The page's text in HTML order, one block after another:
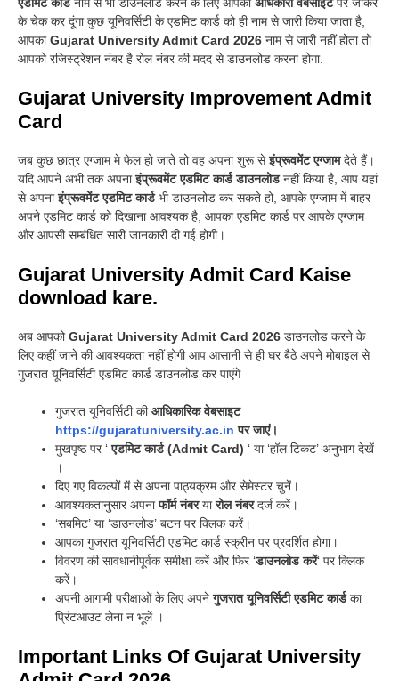
के चेक कर दूंगा कुछ यूनिवर्सिटी के एडमिट कार्ड को ही नाम से जारी किया जाता है,
आपकाGujarat University Admit Card 2026 नाम से जारी नहीं होता तो
आपको रजिस्ट्रेशन नंबर है रोल नंबर की मदद से डाउनलोड करना होगा.
Gujarat University Improvement Admit
Card
जब कुछ छात्र एग्जाम मे फेल हो जाते तो वह अपना शुरू सेइंप्रूवमेंट एग्जामदेते हैं।
यदि आपने अभी तक अपनाइंप्रूवमेंट एडमिट कार्ड डाउनलोडनहीं किया है, आप यहां
से अपनाइंप्रूवमेंट एडमिट कार्डभी डाउनलोड कर सकते हो, आपके एग्जाम में बाहर
अपने एडमिट कार्ड को दिखाना आवश्यक है, आपका एडमिट कार्ड पर आपके एग्जाम
और आपसी सम्बंधित सारी जानकारी दी गई होगी।
Gujarat University Admit Card Kaise
download kare.
अब आपकोGujarat University Admit Card 2026 डाउनलोड करने के
लिए कहीं जाने की आवश्यकता नहीं होगी आप आसानी से ही घर बैठे अपने मोबाइल से
गुजरात यूनिवर्सिटी एडमिट कार्ड डाउनलोड कर पाएंगे
गुजरात यूनिवर्सिटी कीआधिकारिक वेबसाइट
https://gujaratuniversity.ac.in पर जाएं।
मुखपृष्ठ पर ‘एडमिट कार्ड (Admit Card) ‘ या ‘हॉल टिकट’ अनुभाग देखें
।
दिए गए विकल्पों में से अपना पाठ्यक्रम और सेमेस्टर चुनें।
आवश्यकतानुसार अपनाफॉर्म नंबरयारोल नंबरदर्ज करें।
‘सबमिट’ या ‘डाउनलोड’ बटन पर क्लिक करें।
आपका गुजरात यूनिवर्सिटी एडमिट कार्ड स्क्रीन पर प्रदर्शित होगा।
विवरण की सावधानीपूर्वक समीक्षा करें और फिर ‘डाउनलोड करें‘ पर क्लिक
करें।
अपनी आगामी परीक्षाओं के लिए अपनेगुजरात यूनिवर्सिटी एडमिट कार्डका
प्रिंटआउट लेना न भूलें ।
Important Links Of Gujarat University